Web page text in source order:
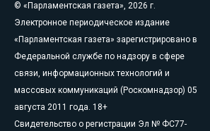
© «Парламентская газета», 2026 г.
Электронное периодическое издание
«Парламентская газета» зарегистрировано в
Федеральной службе по надзору в сфере
связи, информационных технологий и
массовых коммуникаций (Роскомнадзор) 05
августа 2011 года. 18+
Свидетельство о регистрации Эл № ФС77-